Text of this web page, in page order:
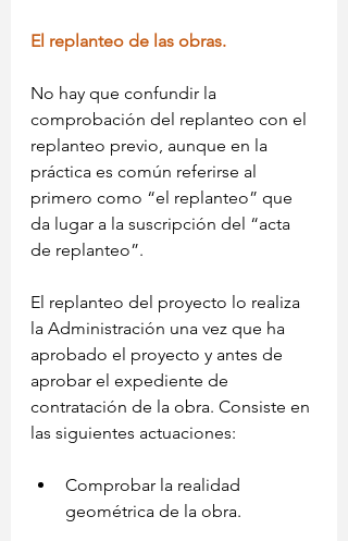
El replanteo de las obras.
No hay que confundir la
comprobación del replanteo con el
replanteo previo, aunque en la
práctica es común referirse al
primero como “el replanteo” que
da lugar a la suscripción del “acta
de replanteo”.
El replanteo del proyecto lo realiza
la Administración una vez que ha
aprobado el proyecto y antes de
aprobar el expediente de
contratación de la obra. Consiste en
las siguientes actuaciones:
Comprobar la realidad
geométrica de la obra.